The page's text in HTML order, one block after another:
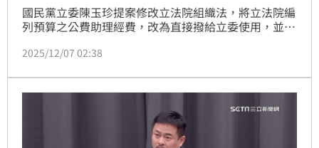
國民黨立委陳玉珍提案修改立法院組織法，將立法院編
列預算之公費助理經費，改為直接撥給立委使用，並由
助理工會當日更發聲表達反對，質疑立委修法自肥。今
就是貪汙，更說出重話「任何支持該提案的立委都該被
社會唾棄譴責」。
2025/12/07 02:38